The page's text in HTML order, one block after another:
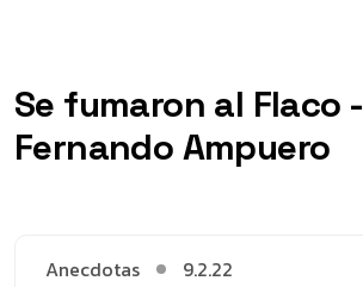
Se fumaron al Flaco -
Fernando Ampuero
Anecdotas 9.2.22